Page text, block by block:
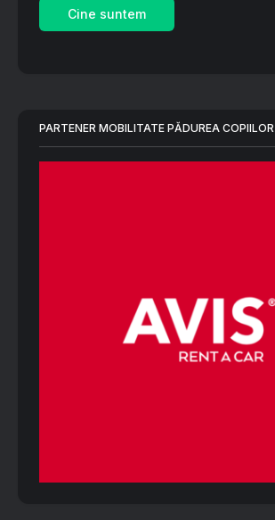
Cine suntem
PARTENER MOBILITATE PĂDUREA COPIILOR